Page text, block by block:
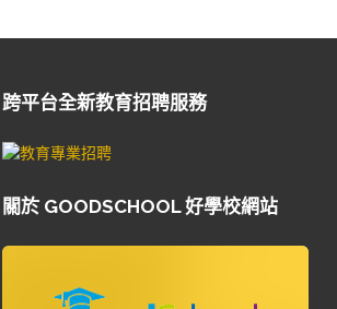
跨平台全新教育招聘服務
關於 GOODSCHOOL 好學校網站